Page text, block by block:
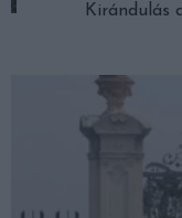
Kirándulás